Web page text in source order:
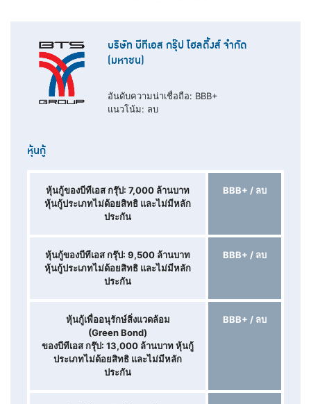
บริษัท บีทีเอส กรุ๊ป โฮลดิ้งส์ จำกัด
(มหาชน)
อันดับความน่าเชื่อถือ: BBB+
แนวโน้ม: ลบ
หุ้นกู้
หุ้นกู้ของบีทีเอส กรุ๊ป: 7,000 ล้านบาท
หุ้นกู้ประเภทไม่ด้อยสิทธิ และไม่มีหลัก
ประกัน
BBB+ / ลบ
หุ้นกู้ของบีทีเอส กรุ๊ป: 9,500 ล้านบาท
หุ้นกู้ประเภทไม่ด้อยสิทธิ และไม่มีหลัก
ประกัน
BBB+ / ลบ
หุ้นกู้เพื่ออนุรักษ์สิ่งแวดล้อม
(Green Bond)
ของบีทีเอส กรุ๊ป: 13,000 ล้านบาทหุ้นกู้
ประเภทไม่ด้อยสิทธิ และไม่มีหลัก
ประกัน
BBB+ / ลบ